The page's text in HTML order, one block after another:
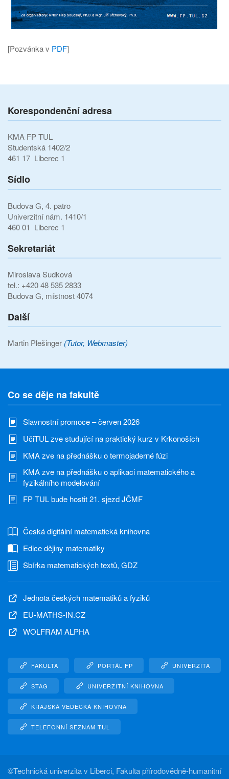
[Pozvánka v PDF]
Korespondenční adresa
KMA FP TUL
Studentská 1402/2
461 17 Liberec 1
Sídlo
Budova G, 4. patro
Univerzitní nám. 1410/1
460 01 Liberec 1
Sekretariát
Miroslava Sudková
tel.: +420 48 535 2833
Budova G, místnost 4074
Další
Martin Plešinger (Tutor, Webmaster)
Co se děje na fakultě
Slavnostní promoce – červen 2026
UčiTUL zve studující na praktický kurz v Krkonoších
KMA zve na přednášku o termojaderné fúzi
KMA zve na přednášku o aplikaci matematického a
fyzikálního modelování
FP TUL bude hostit 21. sjezd JČMF
Česká digitální matematická knihovna
Edice dějiny matematiky
Sbírka matematických textů, GDZ
Jednota českých matematiků a fyziků
EU-MATHS-IN.CZ
WOLFRAM ALPHA
FAKULTA PORTÁL FP UNIVERZITA
STAG UNIVERZITNÍ KNIHOVNA
KRAJSKÁ VĚDECKÁ KNIHOVNA
TELEFONNÍ SEZNAM TUL
©Technická univerzita v Liberci, Fakulta přírodovědně-humanitní